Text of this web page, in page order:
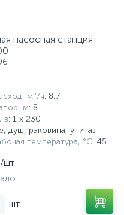
насосная станция
м³/ч: 8,7
м: 8
в: 1 x 230
душ, раковина, унитаз
температура, °С: 45
/шт
шт